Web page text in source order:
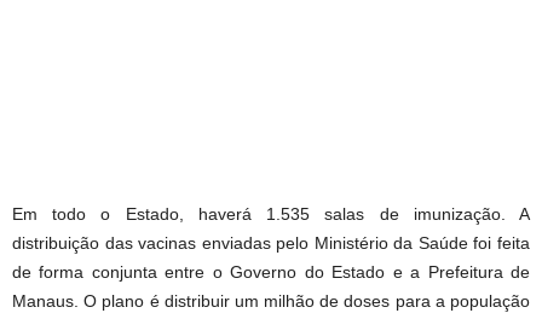
Em todo o Estado, haverá 1.535 salas de imunização. A
distribuição das vacinas enviadas pelo Ministério da Saúde foi feita
de forma conjunta entre o Governo do Estado e a Prefeitura de
Manaus. O plano é distribuir um milhão de doses para a população